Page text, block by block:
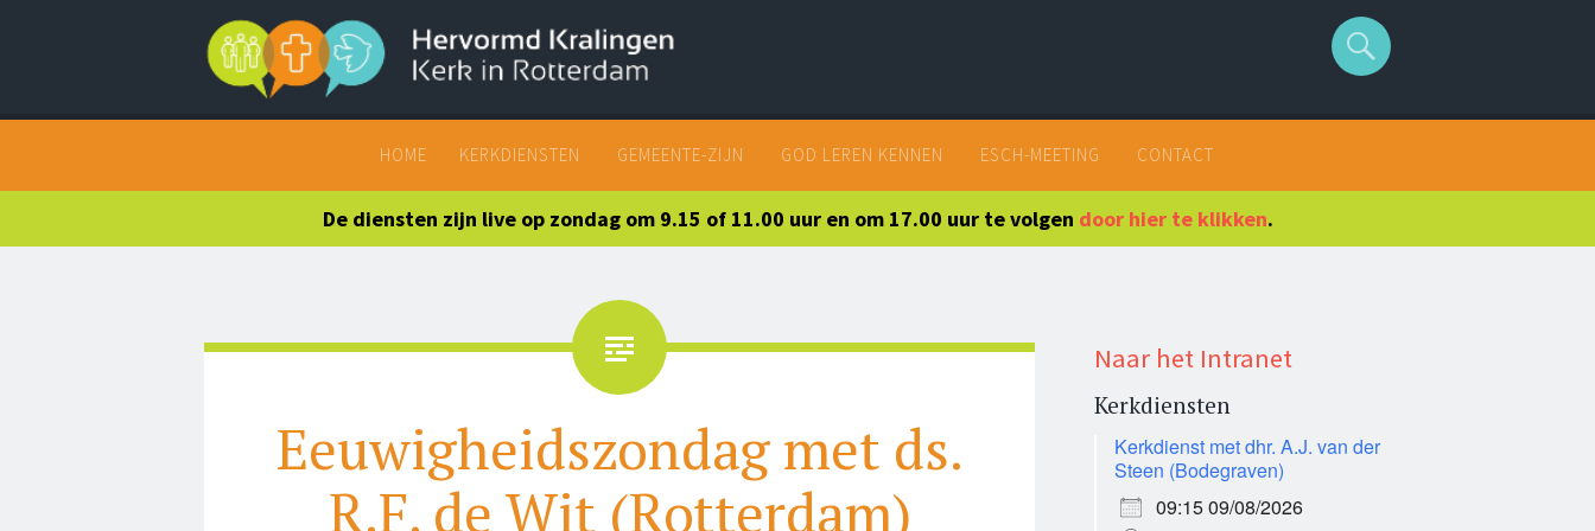
SKIP
CONTENT
HOME KERKDIENSTEN GEMEENTE-ZIJN GOD LEREN KENNEN ESCH-MEETING CONTACT
De diensten zijn live op zondag om 9.15 of 11.00 uur en om 17.00 uur te volgen door hier te klikken.
Eeuwigheidszondag met ds.
R.F. de Wit (Rotterdam)
Naar het Intranet
Kerkdiensten
Kerkdienst met dhr. A.J. van der
Steen (Bodegraven)
09:15 09/08/2026